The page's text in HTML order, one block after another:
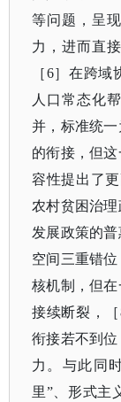
等问题，呈
力，进而直
［6］ 在跨域
人口常态化
并，标准统
的衔接，但
容性提出了更
农村贫困治
发展政策的
空间三重错
核机制，但
接续断裂，
［
衔接若不到
力。与此同
里”、形式主